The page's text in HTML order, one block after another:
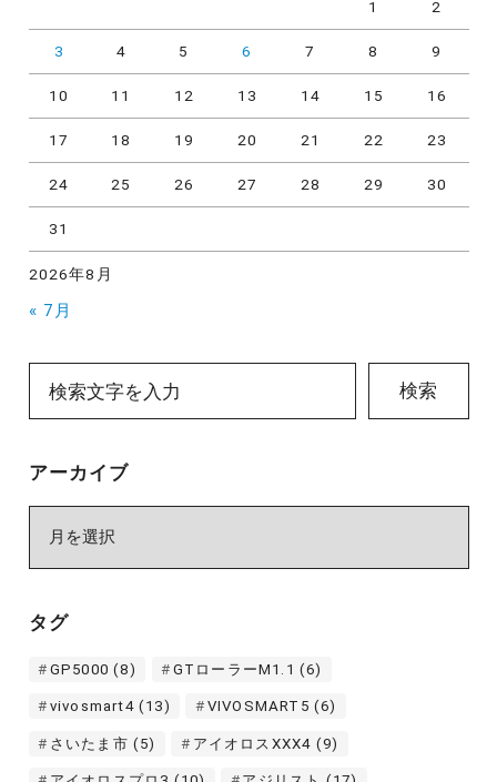
2026年8月
1 2
3 4 5 6 7 8 9
10 11 12 13 14 15 16
17 18 19 20 21 22 23
24 25 26 27 28 29 30
31
« 7月
検索
アーカイブ
ブ
タグ
GP5000 (8) GTローラーM1.1 (6)
vivosmart4(13) VIVOSMART5 (6)
さいたま市 (5) アイオロスXXX4 (9)